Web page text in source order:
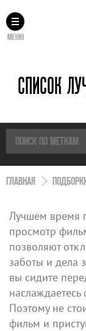
МЕНЮ
СПИСОК
ГЛАВНАЯ
Лучшем время
просмотр
позволяют
заботы и дела
вы сидите
Поэтому не
фильм и